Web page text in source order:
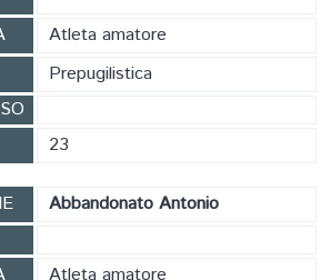
NEWS
PALESTRE
ATLETI
E TESSERAMENTO
CARTE FEDERALI
Atleta amatore
Prepugilistica
23
Abbandonato Antonio